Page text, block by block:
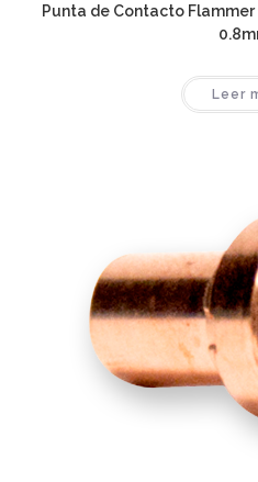
Punta de Contacto
Leer